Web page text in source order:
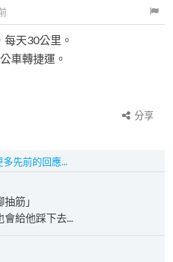
天30公里。
車轉捷運。
分享
多先前的回應...
筋」
給他踩下去...